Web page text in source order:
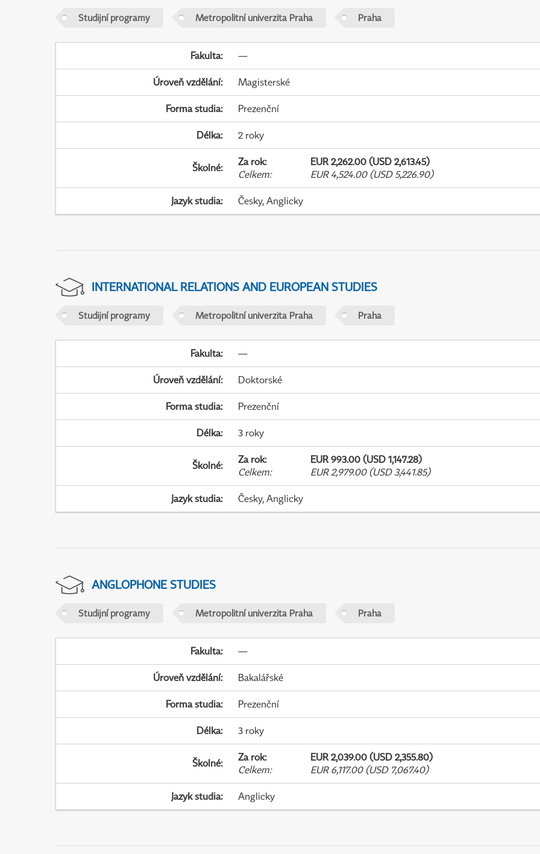
Studijní programy Metropolitní univerzita Praha Praha
Fakulta: —
Úroveň vzdělání: Magisterské
Forma studia: Prezenční
Délka: 2 roky
Školné: Za rok:
EUR 2,262.00 (USD 2,613.45)
Celkem: EUR 4,524.00 (USD 5,226.90)
Jazyk studia: Česky, Anglicky
INTERNATIONAL RELATIONS AND EUROPEAN STUDIES
Studijní programy Metropolitní univerzita Praha Praha
Fakulta: —
Úroveň vzdělání: Doktorské
Forma studia: Prezenční
Délka: 3 roky
Školné: Za rok:
EUR 993.00 (USD 1,147.28)
Celkem: EUR 2,979.00 (USD 3,441.85)
Jazyk studia: Česky, Anglicky
ANGLOPHONE STUDIES
Studijní programy Metropolitní univerzita Praha Praha
Fakulta: —
Úroveň vzdělání: Bakalářské
Forma studia: Prezenční
Délka: 3 roky
Školné: Za rok:
EUR 2,039.00 (USD 2,355.80)
Celkem: EUR 6,117.00 (USD 7,067.40)
Jazyk studia: Anglicky